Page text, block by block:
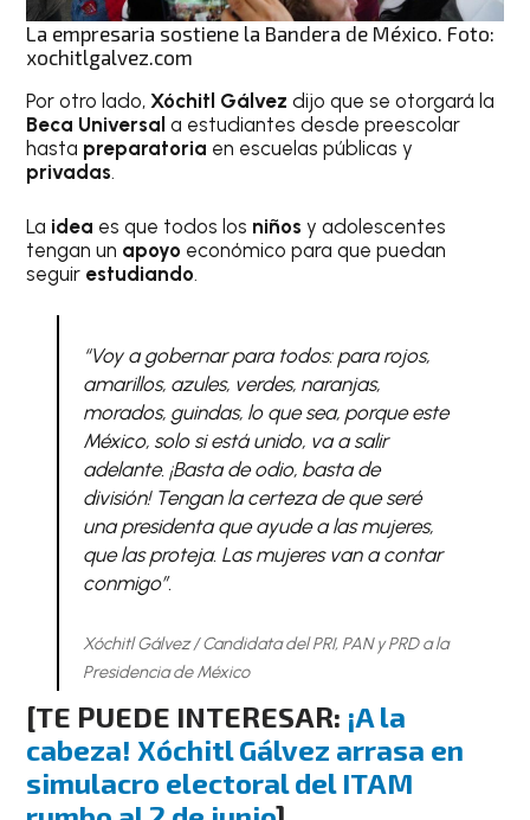
La empresaria sostiene la Bandera de México. Foto:
xochitlgalvez.com
Por otro lado,Xóchitl Gálvez dijo que se otorgará la
Beca Universala estudiantes desde preescolar
hasta preparatoria en escuelas públicas y
privadas.
La idea es que todos los niñosy adolescentes
tengan un apoyo económico para que puedan
seguir estudiando.
“Voy a gobernar para todos: para rojos,
amarillos, azules, verdes, naranjas,
morados, guindas, lo que sea, porque este
México, solo si está unido, va a salir
adelante. ¡Basta de odio, basta de
división! Tengan la certeza de que seré
una presidenta que ayude a las mujeres,
que las proteja. Las mujeres van a contar
conmigo”.
Xóchitl Gálvez / Candidata del PRI, PAN y PRD a la
Presidencia de México
[TE PUEDE INTERESAR: ¡A la
cabeza! Xóchitl Gálvez arrasa en
simulacro electoral del ITAM